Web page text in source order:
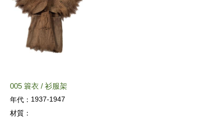
005 簑衣 / 衫服架
年代： 1937-1947
材質：